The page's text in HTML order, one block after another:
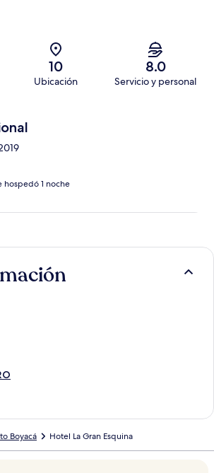
10
Ubicación
8.0
Servicio y personal
hospedó 1 noche
Boyacá Hotel La Gran Esquina